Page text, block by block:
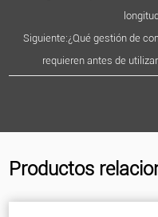
Siguiente:¿Qué gestión de
requieren antes de
Productos